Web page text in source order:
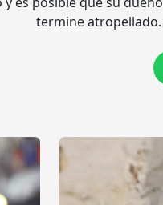
termine atropellado.